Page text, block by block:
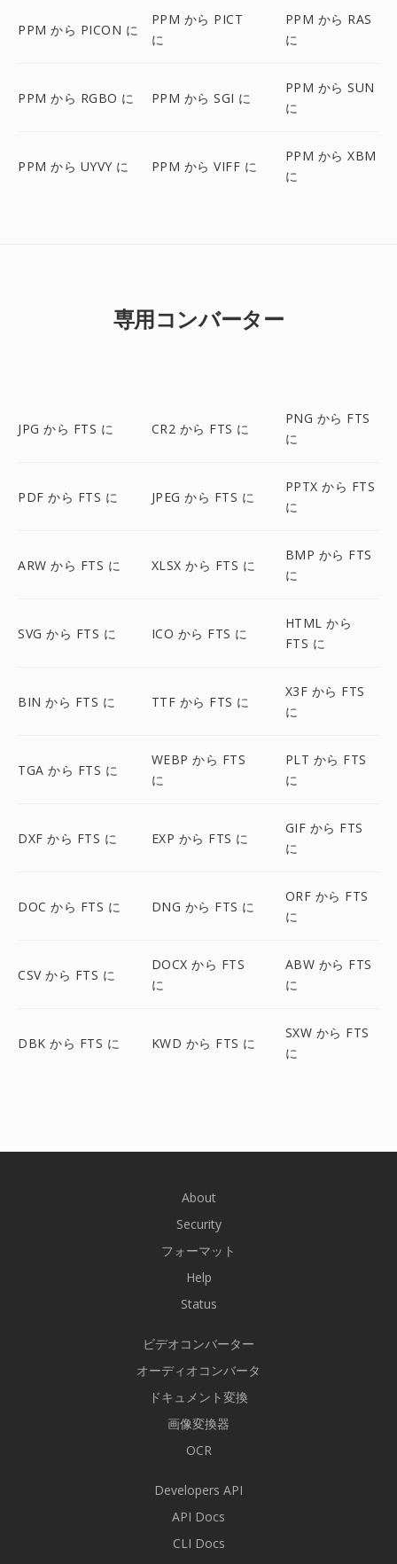
PPM から PICON に
PPM から PICT
に
PPM から RAS
に
PPM から RGBO に PPM から SGI に
PPM から SUN
に
PPM から UYVY に PPM から VIFF に
PPM から XBM
に
専用コンバーター
JPG から FTS に CR2 から FTS に
PNG から FTS
に
PDF から FTS に JPEG から FTS に
PPTX から FTS
に
ARW から FTS に XLSX から FTS に
BMP から FTS
に
SVG から FTS に ICO から FTS に
HTML から
FTS に
BIN から FTS に TTF から FTS に
X3F から FTS
に
TGA から FTS に
WEBP から FTS
に
PLT から FTS
に
DXF から FTS に EXP から FTS に
GIF から FTS
に
DOC から FTS に DNG から FTS に
ORF から FTS
に
CSV から FTS に
DOCX から FTS
に
ABW から FTS
に
DBK から FTS に KWD から FTS に
SXW から FTS
に
About
Security
フォーマット
Help
Status
ビデオコンバーター
オーディオコンバータ
ドキュメント変換
画像変換器
OCR
Developers API
API Docs
CLI Docs